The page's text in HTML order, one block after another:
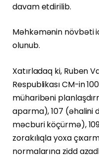
davam etdirilib.
Məhkəmənin növbəti
olunub.
Xatırladaq ki, Ruben
Respublikası CM-in
müharibəni
aparma), 107 (əhalini
məcburi köçürmə),
zorakılıqla yoxa
normalarına zidd